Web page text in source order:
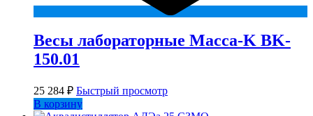
Весы лабораторные Macca-K BK-
150.01
25 284 ₽ Быстрый просмотр
В корзину